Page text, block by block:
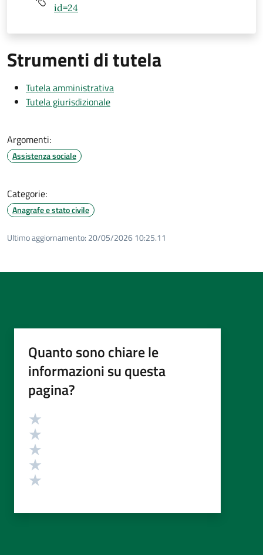
id=24
Strumenti di tutela
Tutela amministrativa
Tutela giurisdizionale
Argomenti:
Assistenza sociale
Categorie:
Anagrafe e stato civile
Ultimo aggiornamento: 20/05/2026 10:25.11
Quanto sono chiare le
informazioni su questa
pagina?
Valutazione